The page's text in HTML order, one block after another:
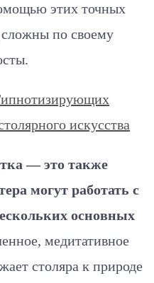
этих точных
по своему
искусства
—это также
могут работать с
основных
медитативное
столяра к природе